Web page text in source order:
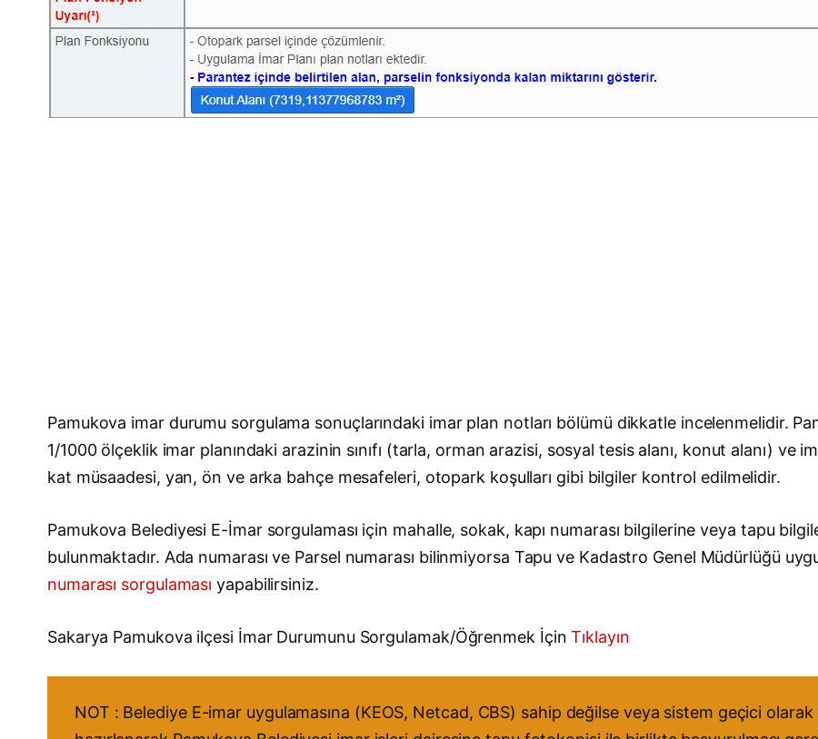
Pamukova imar durumu sorgulama sonuçlarındaki imar plan notları bölümü dikkatle incelenmelidir.
1/1000 ölçeklik imar planındaki arazinin sınıfı (tarla, orman arazisi, sosyal tesis alanı, konut alanı) ve
kat müsaadesi, yan, ön ve arka bahçe mesafeleri, otopark koşulları gibi bilgiler kontrol edilmelidir.
Pamukova Belediyesi E-İmar sorgulaması için mahalle, sokak, kapı numarası bilgilerine veya tapu
bulunmaktadır. Ada numarası ve Parsel numarası bilinmiyorsa Tapu ve Kadastro Genel Müdürlüğü
numarası sorgulaması yapabilirsiniz.
Sakarya Pamukova ilçesi İmar Durumunu Sorgulamak/Öğrenmek İçinTıklayın
NOT : Belediye E-imar uygulamasına (KEOS, Netcad, CBS) sahip değilse veya sistem geçici olarak